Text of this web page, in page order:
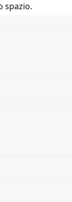
spazio.